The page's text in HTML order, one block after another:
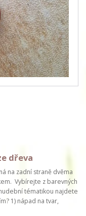
dřeva
na zadní straně dvěma
Vybírejte z barevných
tématikou najdete
1) nápad na tvar,